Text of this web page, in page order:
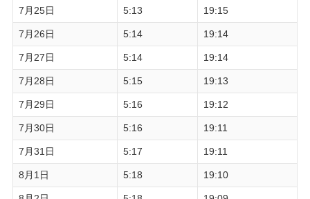
7月25日 5:13 19:15
7月26日 5:14 19:14
7月27日 5:14 19:14
7月28日 5:15 19:13
7月29日 5:16 19:12
7月30日 5:16 19:11
7月31日 5:17 19:11
8月1日 5:18 19:10